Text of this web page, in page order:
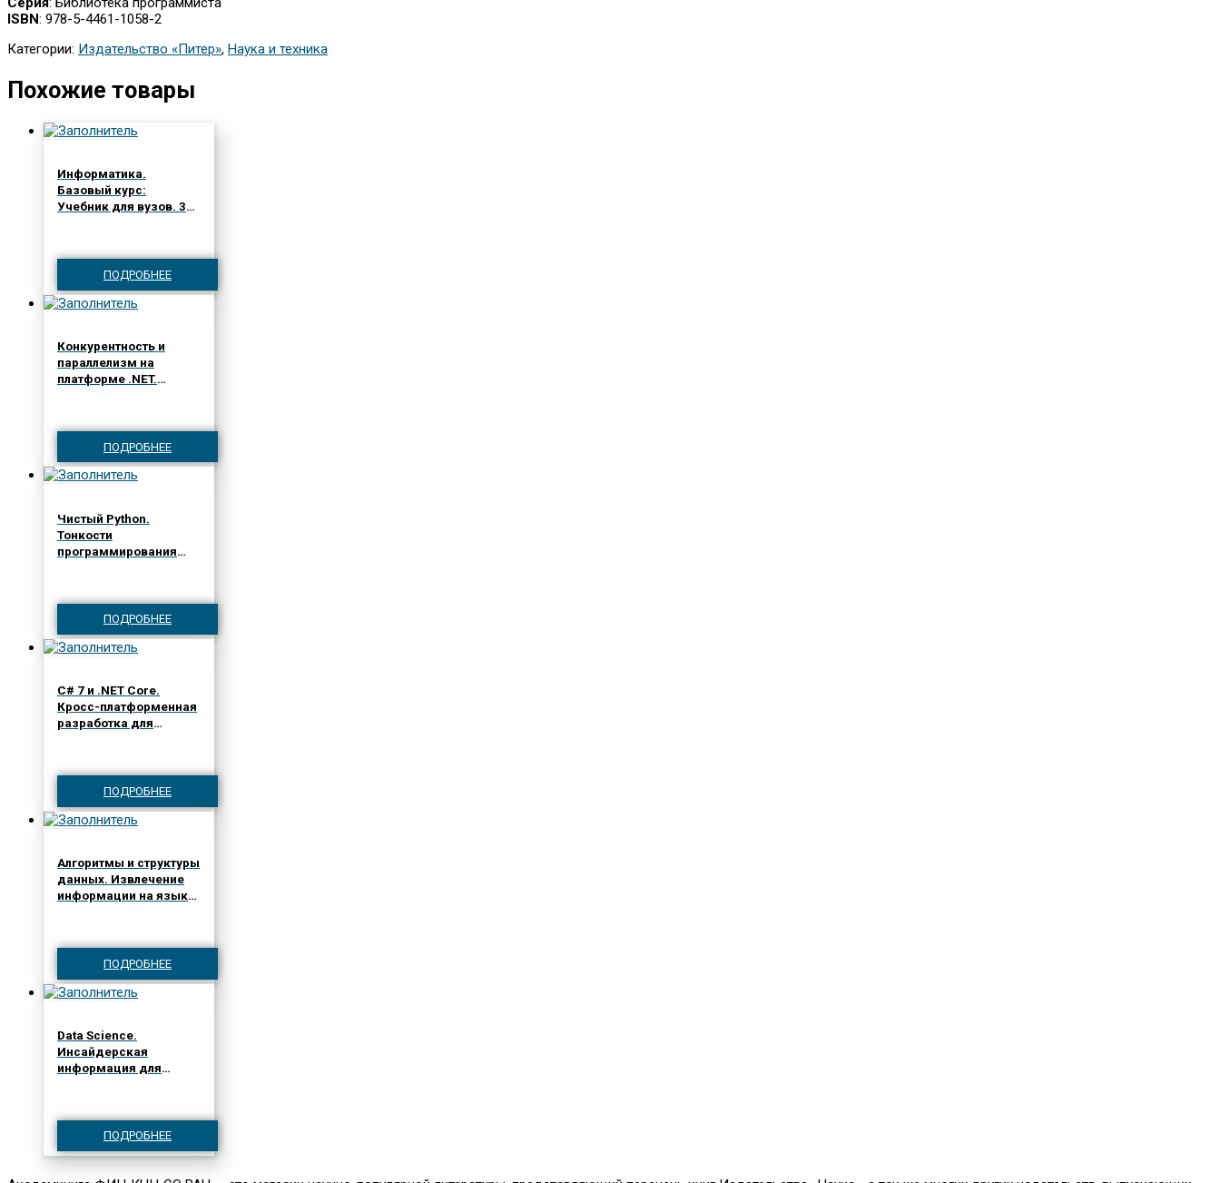
ISBN: 978-5-4461-1058-2
Категории: Издательство «Питер», Наука и техника
Похожие товары
Информатика.
Базовый курс:
Учебник для вузов. 3-е
ПОДРОБНЕЕ
Конкурентность и
параллелизм на
платформе .NET.
проектирования
ПОДРОБНЕЕ
Чистый Python.
Тонкости
программирования
ПОДРОБНЕЕ
C# 7 и .NET Core.
Кросс-платформенная
разработка для
ПОДРОБНЕЕ
Алгоритмы и структуры
данных. Извлечение
информации на языке
ПОДРОБНЕЕ
Data Science.
Инсайдерская
информация для
ПОДРОБНЕЕ